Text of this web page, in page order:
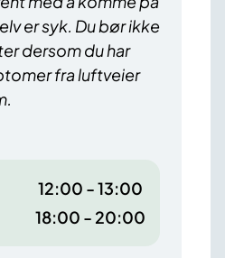
er syk. Du bør ikke
dersom du har
fra luftveier
12:00 - 13:00
18:00 - 20:00